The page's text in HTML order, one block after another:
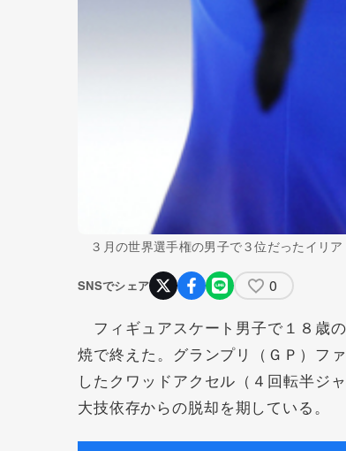
３月の世界選手権の男子で３位だったイリ
SNSでシェア 0
フィギュアスケート男子で１８歳
焼で終えた。グランプリ（ＧＰ）フ
したクワッドアクセル（４回転半ジ
大技依存からの脱却を期している。